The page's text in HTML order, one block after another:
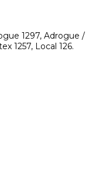
1297, Adrogue /
1257, Local 126.